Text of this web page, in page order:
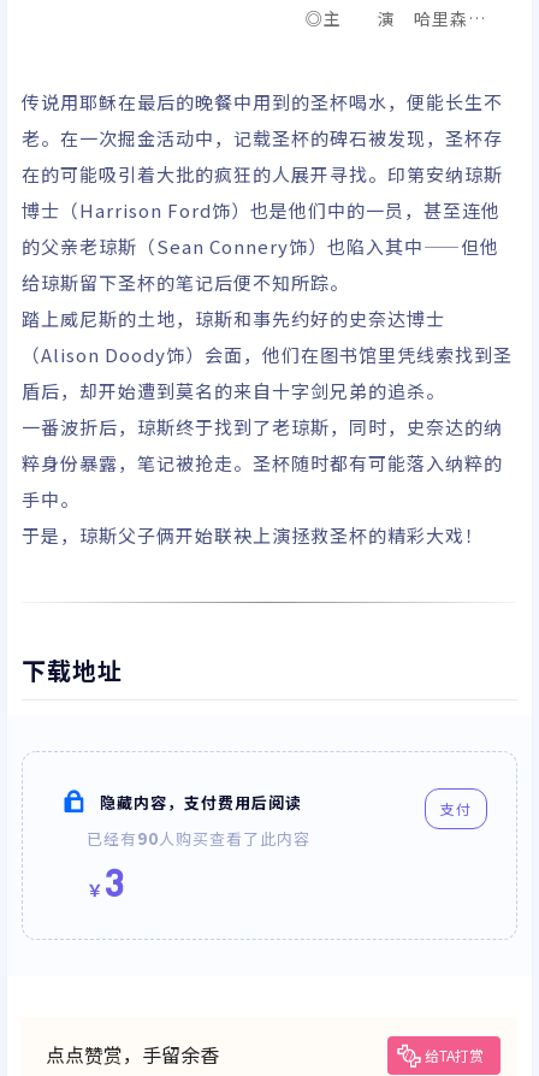
鲍姆/乔治·卢卡斯/门
◎主 演 哈里森·
杜迪/约翰·瑞斯-戴维
斯/朱利安·格洛弗/瑞
凡·菲尼克斯/迈克尔·
伯恩/克沃尔克·加拉贝
迪安/罗伯特·埃迪生
传说用耶稣在最后的晚餐中用到的圣杯喝水，便能长生不
老。在一次掘金活动中，记载圣杯的碑石被发现，圣杯存
在的可能吸引着大批的疯狂的人展开寻找。印第安纳琼斯
博士（Harrison Ford饰）也是他们中的一员，甚至连他
的父亲老琼斯（Sean Connery饰）也陷入其中——但他
给琼斯留下圣杯的笔记后便不知所踪。
踏上威尼斯的土地，琼斯和事先约好的史奈达博士
（Alison Doody饰）会面，他们在图书馆里凭线索找到圣
盾后，却开始遭到莫名的来自十字剑兄弟的追杀。
一番波折后，琼斯终于找到了老琼斯，同时，史奈达的纳
粹身份暴露，笔记被抢走。圣杯随时都有可能落入纳粹的
手中。
于是，琼斯父子俩开始联袂上演拯救圣杯的精彩大戏！
下载地址
隐藏内容，支付费用后阅读
已经有90人购买查看了此内容
￥ 3
支付
点点赞赏，手留余香 给TA打赏